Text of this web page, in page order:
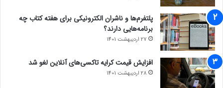
پلتفرم‌ها و ناشران الکترونیکی برای هفته کتاب چه
برنامه‌هایی دارند؟
27 اردیبهشت 1401
افزایش قیمت کرایه تاکسی‌های آنلاین لغو شد
28 اردیبهشت 1401